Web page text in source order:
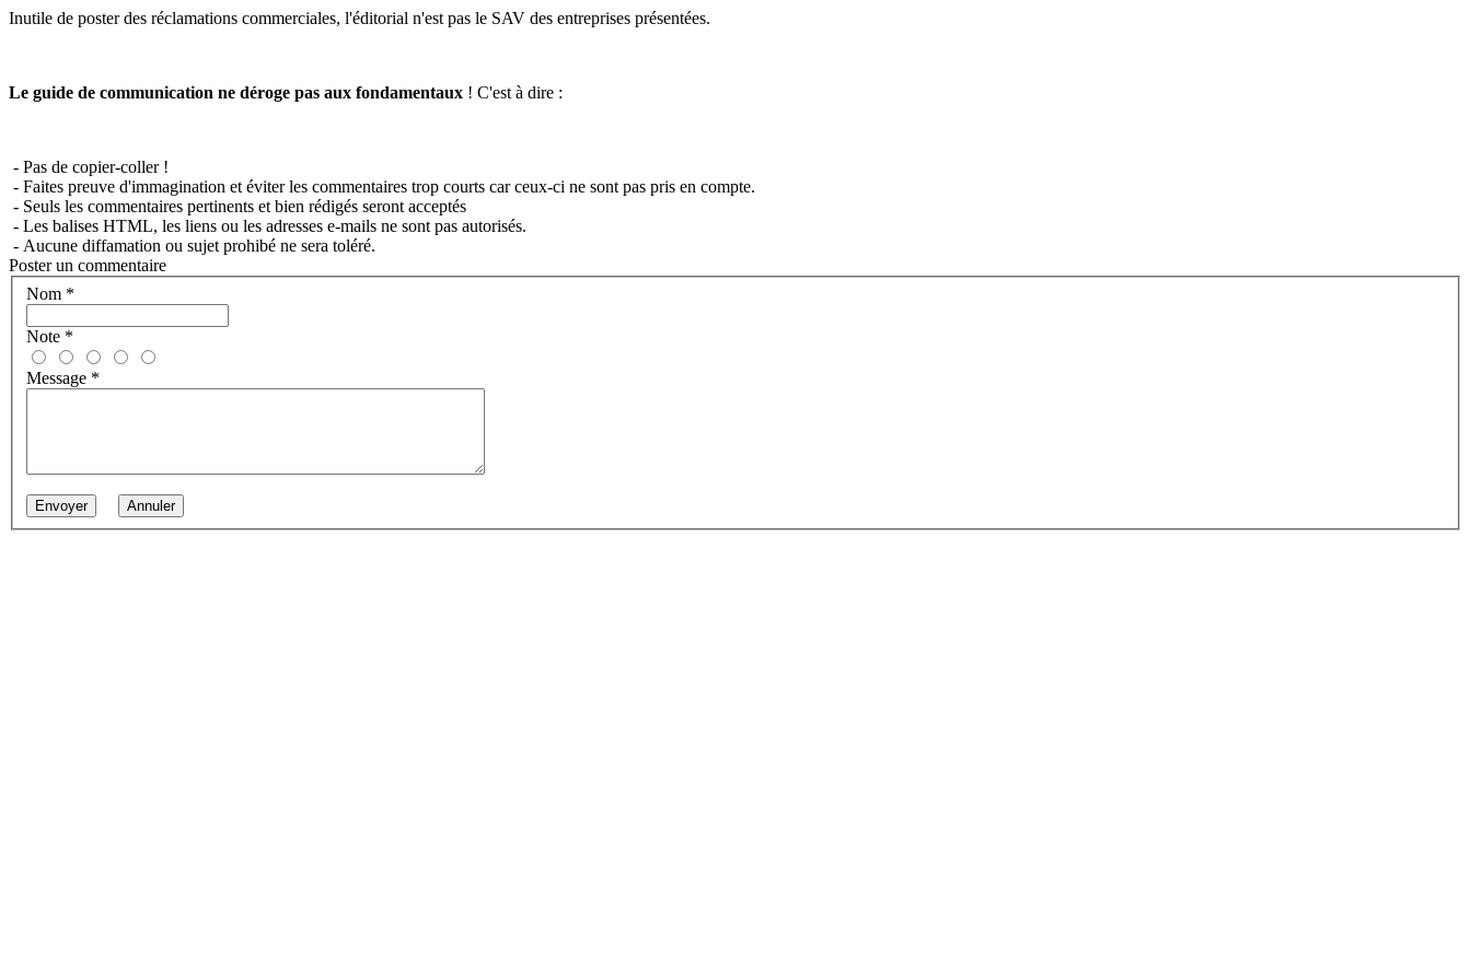
Inutile de poster des réclamations commerciales, l'éditorial n'est pas le SAV des entreprises présentées.
Le guide de communication ne déroge pas aux fondamentaux ! C'est à dire :
- Pas de copier-coller !
- Faites preuve d'immagination et éviter les commentaires trop courts car ceux-ci ne sont pas pris en compte.
- Seuls les commentaires pertinents et bien rédigés seront acceptés
- Les balises HTML, les liens ou les adresses e-mails ne sont pas autorisés.
- Aucune diffamation ou sujet prohibé ne sera toléré.
Poster un commentaire
Nom *
Note *
Message *